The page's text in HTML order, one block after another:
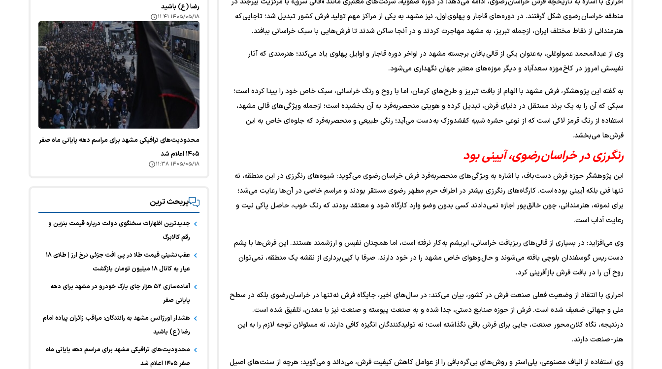
منطقه خراسان رضوی شکل گرفتند. در دوره‌های قاجار و پهلوی اول، نیز مشهد به یکی از مراکز مهم تولید فرش کشور تبدیل شد؛ تاجایی که
هنرمندانی از نقاط مختلف ایران، ازجمله تبریز، به مشهد مهاجرت کردند و در آنجا ساکن شدند تا فرش‌هایی با سبک خراسانی ببافند.
وی از عبدالمحمد عمواوغلی، به عنوان یکی از قالی بافان برجسته مشهد در اواخر دوره قاجار و اوایل پهلوی یاد می‌کند؛ هنرمندی که آثار
نفیسش امروز در کاخ موزه سعدآباد و دیگر موزه‌های معتبر جهان نگهداری می‌شود.
به گفته این پژوهشگر، فرش مشهد با الهام از بافت تبریز و طرح‌های کرمان، اما با روح و رنگ خراسانی، سبک خاص خود را پیدا کرده است؛
سبکی که آن را به یک برند مستقل در دنیای فرش، تبدیل کرده و هویتی منحصر‌به‌فرد به آن بخشیده است؛ ازجمله ویژگی‌های قالی مشهد،
استفاده از رنگ قرمز لاکی است که از نوعی حشره شبیه کفشدوزک به دست می‌آید؛ رنگی طبیعی و منحصر‌به‌فرد که جلوه‌ای خاص به این
فرش‌ها می‌بخشد.
رنگرزی در خراسان رضوی، آیینی بود
این پژوهشگر حوزه فرش دست باف، با اشاره به ویژگی‌های منحصر‌به‌فرد فرش خراسان رضوی می‌گوید: شیوه‌های رنگرزی در این منطقه، نه
تنها فنی بلکه آیینی بوده است. کارگاه‌های رنگرزی بیشتر در اطراف حرم مطهر رضوی مستقر بودند و مراسم خاصی در آن‌ها رعایت می‌شد؛
برای نمونه، هنرمندانی، چون خالق پور اجازه نمی‌دادند کسی بدون وضو وارد کارگاه شود و معتقد بودند که رنگ خوب، حاصل پاکی نیت و
رعایت آداب است.
وی می‌افزاید: در بسیاری از قالی‌های ریزبافت خراسانی، ابریشم به کار نرفته است، اما همچنان نفیس و ارزشمند هستند. این فرش‌ها با پشم
دست ریس گوسفندان بلوچی بافته می‌شوند و حال وهوای خاص مشهد را در خود دارند. صرفا با کپی برداری از نقشه یک منطقه، نمی‌توان
روح آن را در بافت فرش بازآفرینی کرد.
احراری با انتقاد از وضعیت فعلی صنعت فرش در کشور، بیان می‌کند: در سال‌های اخیر، جایگاه فرش نه تنها در خراسان رضوی بلکه در سطح
ملی و جهانی ضعیف شده است. فرش از حوزه صنایع دستی، جدا شده و به صنعت پیوسته و صنعت نیز با معدن، تلفیق شده است.
درنتیجه، نگاه کلان محور صنعت، جایی برای فرش باقی نگذاشته است؛ نه تولیدکنندگان انگیزه کافی دارند، نه مسئولان توجه لازم را به این
هنر-صنعت دارند.
وی استفاده از الیاف مصنوعی، پلی استر و روش‌های بی گره بافی را از عوامل کاهش کیفیت فرش، می‌داند و می‌گوید: هرچه از سنت‌های اصیل
رضا (ع) باشید
۱۴۰۵/۰۵/۱۸ ۱۱:۴۱
محدودیت‌های ترافیکی مشهد برای مراسم دهه پایانی ماه صفر
۱۴۰۵ اعلام شد
۱۴۰۵/۰۵/۱۸ ۱۱:۳۸
پربحث ترین
جدیدترین اظهارات سخنگوی دولت درباره قیمت بنزین و
رقم کالابرگ
عقب‌نشینی قیمت طلا در پی افت جزئی نرخ ارز | طلای ۱۸
عیار به کانال ۱۸ میلیون تومان بازگشت
آماده‌سازی ۵۲ هزار جای پارک خودرو در مشهد برای دهه
پایانی صفر
هشدار اورژانس مشهد به رانندگان: مراقب زائران پیاده امام
رضا (ع) باشید
محدودیت‌های ترافیکی مشهد برای مراسم دهه پایانی ماه
صفر ۱۴۰۵ اعلام شد